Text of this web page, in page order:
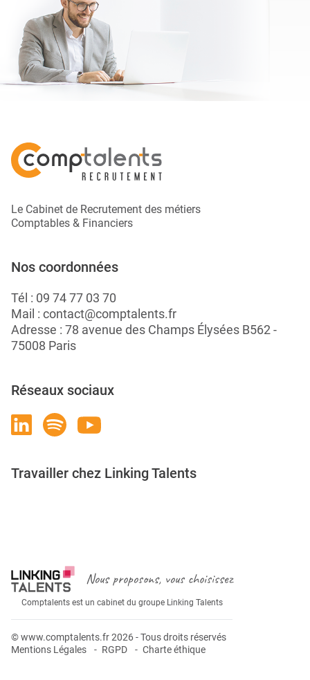
Le Cabinet de Recrutement des métiers
Comptables & Financiers
Nos coordonnées
Tél : 09 74 77 03 70
Mail : contact@comptalents.fr
Adresse : 78 avenue des Champs Élysées B562 -
75008 Paris
Réseaux sociaux
Travailler chez Linking Talents
Nous proposons, vous choisissez
Comptalents est un cabinet du groupe Linking Talents
© www.comptalents.fr 2026 - Tous droits réservés
Mentions Légales
RGPD Charte éthique